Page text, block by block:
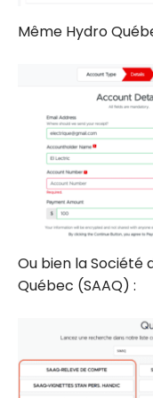
Même Hydro
Ou bien la Société
Québec (SAAQ) :